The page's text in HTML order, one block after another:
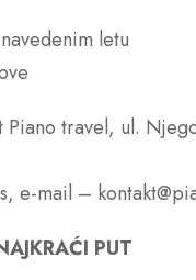
letu
Piano travel, ul.
e-mail –
PUT